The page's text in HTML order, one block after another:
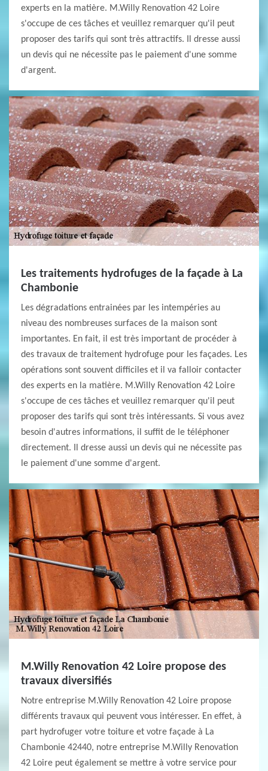
experts en la matière. M.Willy Renovation 42 Loire
s'occupe de ces tâches et veuillez remarquer qu'il peut
proposer des tarifs qui sont très attractifs. Il dresse aussi
un devis qui ne nécessite pas le paiement d'une somme
d'argent.
Les traitements hydrofuges de la façade à La
Chambonie
Les dégradations entrainées par les intempéries au
niveau des nombreuses surfaces de la maison sont
importantes. En fait, il est très important de procéder à
des travaux de traitement hydrofuge pour les façades. Les
opérations sont souvent difficiles et il va falloir contacter
des experts en la matière. M.Willy Renovation 42 Loire
s'occupe de ces tâches et veuillez remarquer qu'il peut
proposer des tarifs qui sont très intéressants. Si vous avez
besoin d'autres informations, il suffit de le téléphoner
directement. Il dresse aussi un devis qui ne nécessite pas
le paiement d'une somme d'argent.
M.Willy Renovation 42 Loire propose des
travaux diversifiés
Notre entreprise M.Willy Renovation 42 Loire propose
différents travaux qui peuvent vous intéresser. En effet, à
part hydrofuger votre toiture et votre façade à La
Chambonie 42440, notre entreprise M.Willy Renovation
42 Loire peut également se mettre à votre service pour